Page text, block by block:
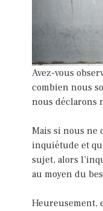
Avez-vous
combien nous
nous déclarons
Mais si nous ne
inquiétude et
sujet, alors
au moyen du
Heureusement,